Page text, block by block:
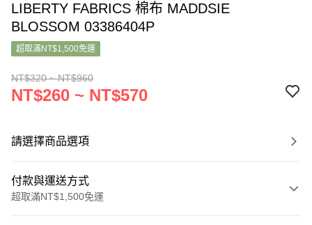
LIBERTY FABRICS 棉布 MADDSIE
BLOSSOM 03386404P
超取滿NT$1,500免運
NT$320 ~ NT$960
NT$260 ~ NT$570
請選擇商品選項
付款與運送方式
超取滿NT$1,500免運